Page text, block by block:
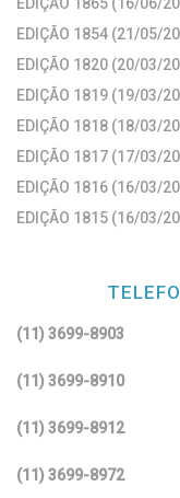
EDIÇÃO 1854 (21/05/
EDIÇÃO 1820 (20/03/
EDIÇÃO 1819 (19/03/
EDIÇÃO 1818 (18/03/
EDIÇÃO 1817 (17/03/
EDIÇÃO 1816 (16/03/
EDIÇÃO 1815 (16/03/
(11) 3699-8903
(11) 3699-8910
(11) 3699-8912
(11) 3699-8972